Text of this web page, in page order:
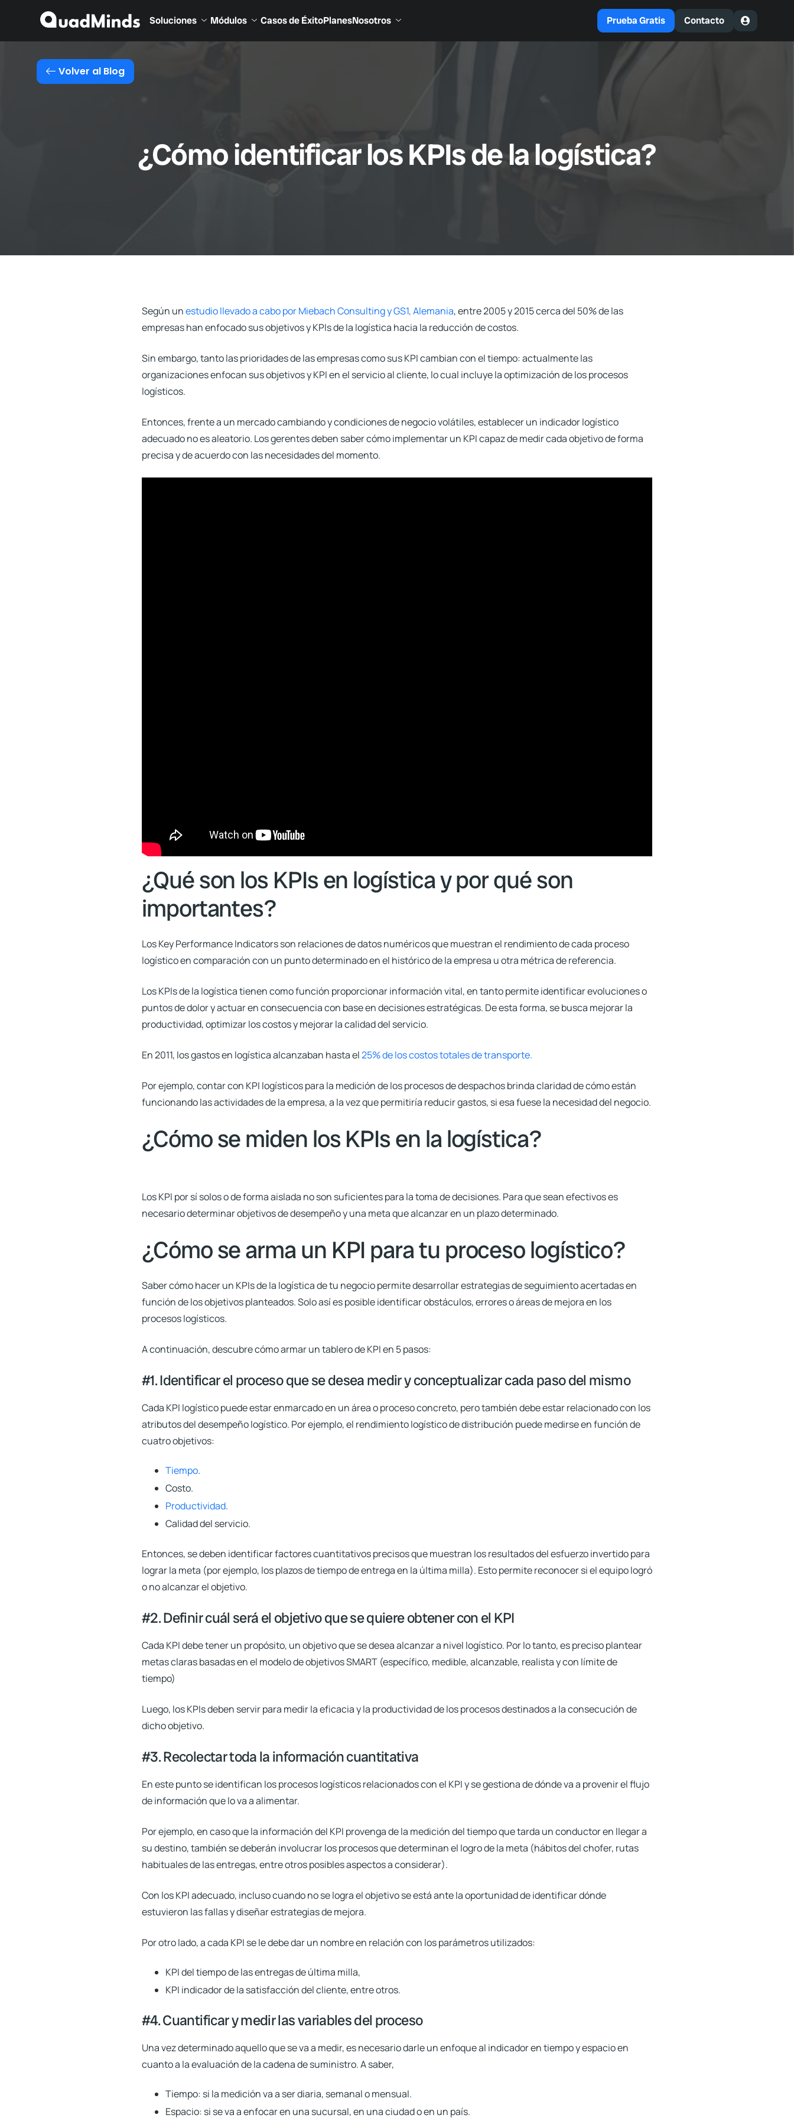
Soluciones Módulos Casos de ÉxitoPlanesNosotros Prueba Gratis Contacto
Volver al Blog
¿Cómo identificar los KPIs de la logística?
Según unestudio llevado a cabo por Miebach Consulting y GS1, Alemania, entre 2005 y 2015 cerca del 50% de las
empresas han enfocado sus objetivos yKPIs de la logística hacia la reducción de costos.
Sin embargo, tanto las prioridades de las empresas como sus KPI cambian con el tiempo: actualmente las
organizaciones enfocan sus objetivos y KPI en el servicio al cliente, lo cual incluye la optimización de los procesos
logísticos.
Entonces, frente a un mercado cambiando y condiciones de negocio volátiles, establecer un indicador logístico
adecuado no es aleatorio. Los gerentes deben saber cómo implementar un KPI capaz de medir cada objetivo de forma
precisay de acuerdo con las necesidades del momento.
¿Qué son los KPIs en logística y por qué son
importantes?
Los Key Performance Indicators son relaciones de datos numéricos que muestran el rendimiento de cada proceso
logístico en comparación con un punto determinado en el histórico de la empresa u otra métrica de referencia.
Los KPIs de la logística tienen como función proporcionar información vital, en tanto permite identificar evoluciones o
puntos de dolor y actuar en consecuencia con base en decisiones estratégicas. De esta forma, se busca mejorar la
productividad, optimizar los costos y mejorar la calidad del servicio.
En 2011, los gastos en logística alcanzaban hasta el25% de los costos totales de transporte.
Por ejemplo, contar con KPI logísticos para la medición de los procesos de despachos brinda claridad de cómo están
funcionando las actividades de la empresa, a la vez que permitiría reducir gastos, si esa fuese la necesidad del negocio.
¿Cómo se miden los KPIs en la logística?
Los KPI por sí solos o de forma aislada no son suficientes para la toma de decisiones. Para que sean efectivos es
necesario determinar objetivos de desempeño y una meta que alcanzar en un plazo determinado.
¿Cómo se arma un KPI para tu proceso logístico?
Saber cómo hacer un KPIs de la logística de tu negocio permite desarrollar estrategias de seguimiento acertadas en
función de los objetivos planteados. Solo así es posible identificar obstáculos, errores o áreas de mejora en los
procesos logísticos.
A continuación, descubre cómo armar un tablero de KPI en 5 pasos:
#1. Identificar el proceso que se desea medir y conceptualizar cada paso del mismo
Cada KPI logístico puede estar enmarcado en un área o proceso concreto, pero también debe estar relacionado con los
atributos del desempeño logístico. Por ejemplo, el rendimiento logístico de distribución puede medirse en función de
cuatro objetivos:
Tiempo.
Costo.
Productividad.
Calidad del servicio.
Entonces, se deben identificar factores cuantitativos precisos que muestran los resultados del esfuerzo invertido para
lograr la meta (por ejemplo, los plazos de tiempo de entrega en la última milla). Esto permite reconocer si el equipo logró
o no alcanzar el objetivo.
#2. Definir cuál será el objetivo que se quiere obtener con el KPI
Cada KPI debe tener un propósito, un objetivo que se desea alcanzar a nivel logístico. Por lo tanto, es preciso plantear
metas claras basadas en el modelo de objetivos SMART (específico, medible, alcanzable, realista y con límite de
tiempo)
Luego, los KPIs deben servir para medir la eficacia y la productividad de los procesos destinados a la consecución de
dicho objetivo.
#3. Recolectar toda la información cuantitativa
En este punto se identifican los procesos logísticos relacionados con el KPI y se gestiona de dónde va a provenir el flujo
de información que lo va a alimentar.
Por ejemplo, en caso que la información del KPI provenga de la medición del tiempo que tarda un conductor en llegar a
su destino, también se deberán involucrar los procesos que determinan el logro de la meta (hábitos del chofer, rutas
habituales de las entregas, entre otros posibles aspectos a considerar).
Con los KPI adecuado, incluso cuando no se logra el objetivo se está ante la oportunidad de identificar dónde
estuvieron las fallas y diseñar estrategias de mejora.
Por otro lado, a cada KPI se le debe dar un nombre en relación con los parámetros utilizados:
KPI del tiempo de las entregas de última milla,
KPI indicador de la satisfacción del cliente, entre otros.
#4. Cuantificar y medir las variables del proceso
Una vez determinado aquello que se va a medir, es necesario darle un enfoque al indicador en tiempo y espacio en
cuanto a la evaluación de la cadena de suministro. A saber,
Tiempo: si la medición va a ser diaria, semanal o mensual.
Espacio: si se va a enfocar en una sucursal, en una ciudad o en un país.